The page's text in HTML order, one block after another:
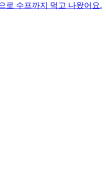
로 수프까지 먹고 나왔어요.